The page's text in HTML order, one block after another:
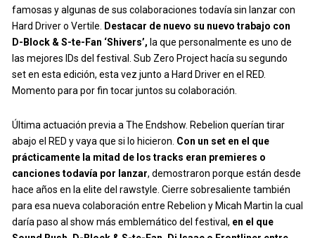
famosas y algunas de sus colaboraciones todavía sin lanzar con
Hard Driver o Vertile.
Destacar de nuevo su nuevo trabajo con
D-Block & S-te-Fan ‘Shivers’, la que personalmente es uno de
las mejores IDs del festival. Sub Zero Project hacía su segundo
set en esta edición, esta vez junto a Hard Driver en el RED.
Momento para por fin tocar juntos su colaboración.
Última actuación previa a The Endshow. Rebelion querían tirar
abajo el RED y vaya que si lo hicieron. Con un set en el que
prácticamente la mitad de los tracks eran premieres o
canciones todavía por lanzar, demostraron porque están desde
hace años en la elite del rawstyle. Cierre sobresaliente también
para esa nueva colaboración entre Rebelion y Micah Martin la cual
daría paso al show más emblemático del festival, en el que